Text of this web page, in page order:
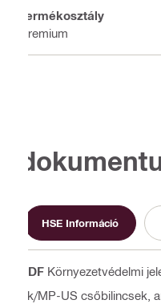
Termékosztály
Premium
HSE Információ
PDF Környezetvédelmi
ok/MP-US csőbilincsek ,